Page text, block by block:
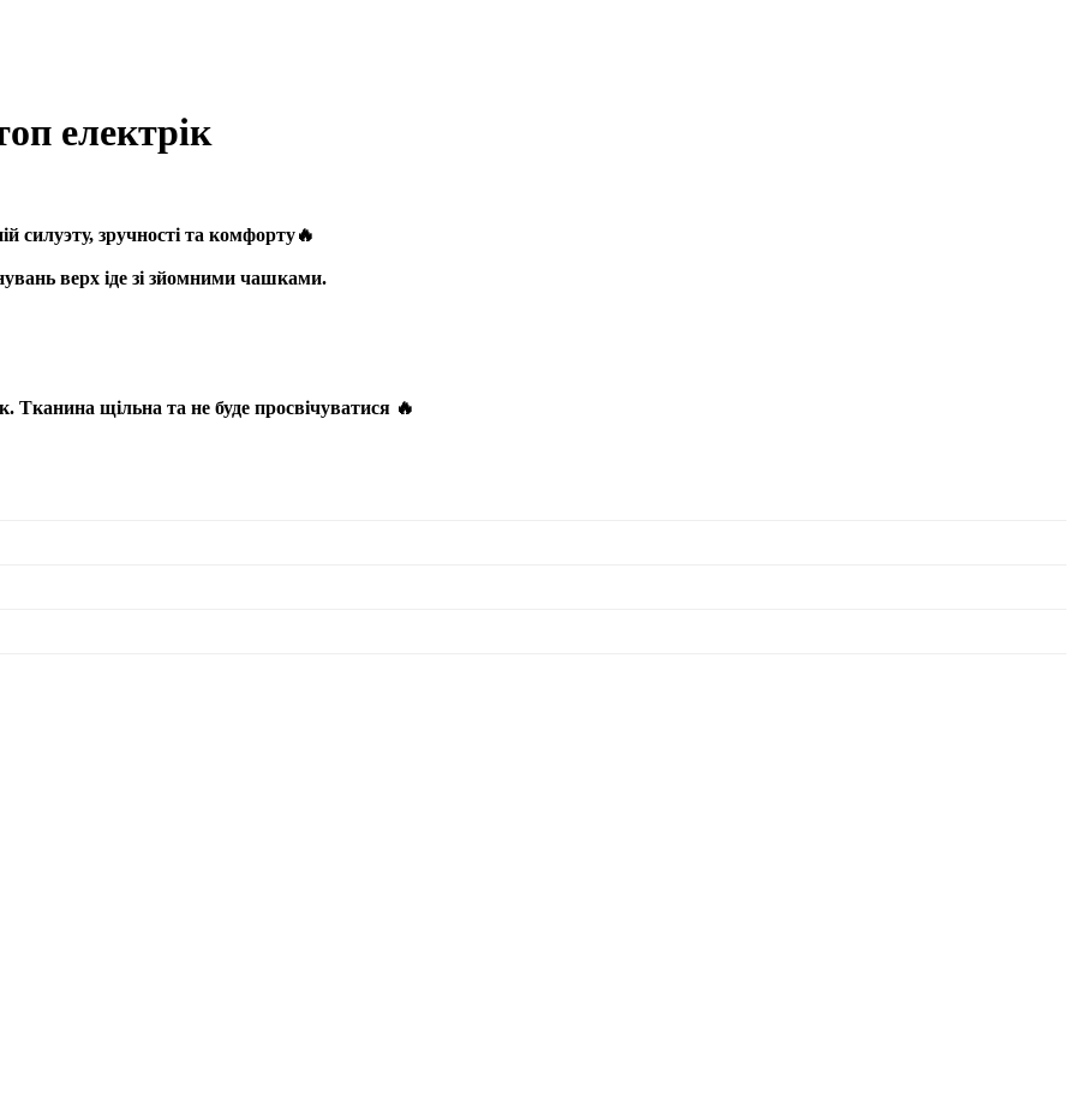
електрік
силуэту, зручності та комфорту🔥
верх іде зі зйомними чашками.
Тканина щільна та не буде просвічуватися 🔥